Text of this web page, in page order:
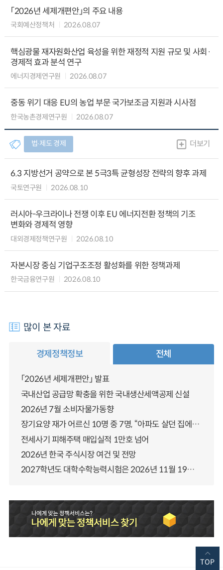
「2026년 세제개편안」의 주요 내용
국회예산정책처 2026.08.07
핵심광물 재자원화산업 육성을 위한 재정적 지원 규모 및 사회·
경제적 효과 분석 연구
에너지경제연구원 2026.08.07
중동 위기 대응 EU의 농업 부문 국가보조금 지원과 시사점
한국농촌경제연구원 2026.08.07
법∙제도 경제 더보기
6.3 지방선거 공약으로 본 5극3특 균형성장 전략의 향후 과제
국토연구원 2026.08.10
러시아-우크라이나 전쟁 이후 EU 에너지전환 정책의 기조
변화와 경제적 영향
대외경제정책연구원 2026.08.10
자본시장 중심 기업구조조정 활성화를 위한 정책과제
한국금융연구원 2026.08.10
많이 본 자료
경제정책정보 전체
「2026년 세제개편안」 발표
국내산업 공급망 확충을 위한 국내생산세액공제 신설
2026년 7월 소비자물가동향
장기요양 재가 어르신 10명 중 7명, “아파도 살던 집에서 살겠다” 「2025년 장기요양실태조사」 결과 발표
전세사기 피해주택 매입실적 1만호 넘어
2026년 한국 주식시장 여건 및 전망
2027학년도 대학수학능력시험은 2026년 11월 19일(목)에 시행됩니다
TOP